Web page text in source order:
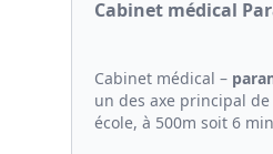
Cabinet médical
Cabinet médical –
un des axe principal
école, à 500m soit 6